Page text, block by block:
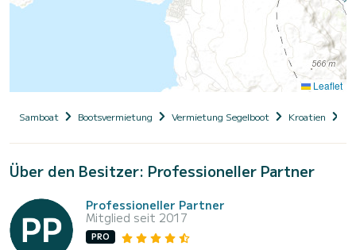
Leaflet
Samboat Bootsvermietung Vermietung Segelboot Kroatien
Über den Besitzer: Professioneller Partner
Professioneller Partner
Mitglied seit 2017
PRO